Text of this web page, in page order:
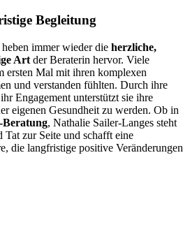
Begleitung
immer wieder die herzliche,
Art der Beraterin hervor. Viele
ersten Mal mit ihren komplexen
und verstanden fühlten. Durch ihre
Engagement unterstützt sie ihre
eigenen Gesundheit zu werden. Ob in
Beratung, Nathalie Sailer-Langes steht
Tat zur Seite und schafft eine
die langfristige positive Veränderungen